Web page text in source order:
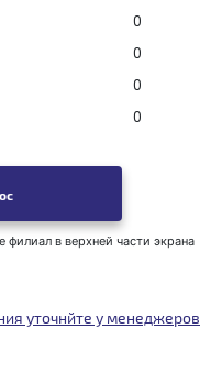
0
0
0
0
филиал в верхней части экрана
уточнйте у менеджеров